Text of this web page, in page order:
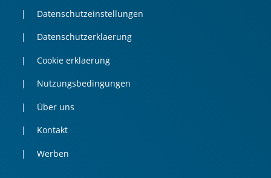
Datenschutzeinstellungen
Datenschutzerklaerung
Cookie erklaerung
Nutzungsbedingungen
Über uns
Kontakt
Werben